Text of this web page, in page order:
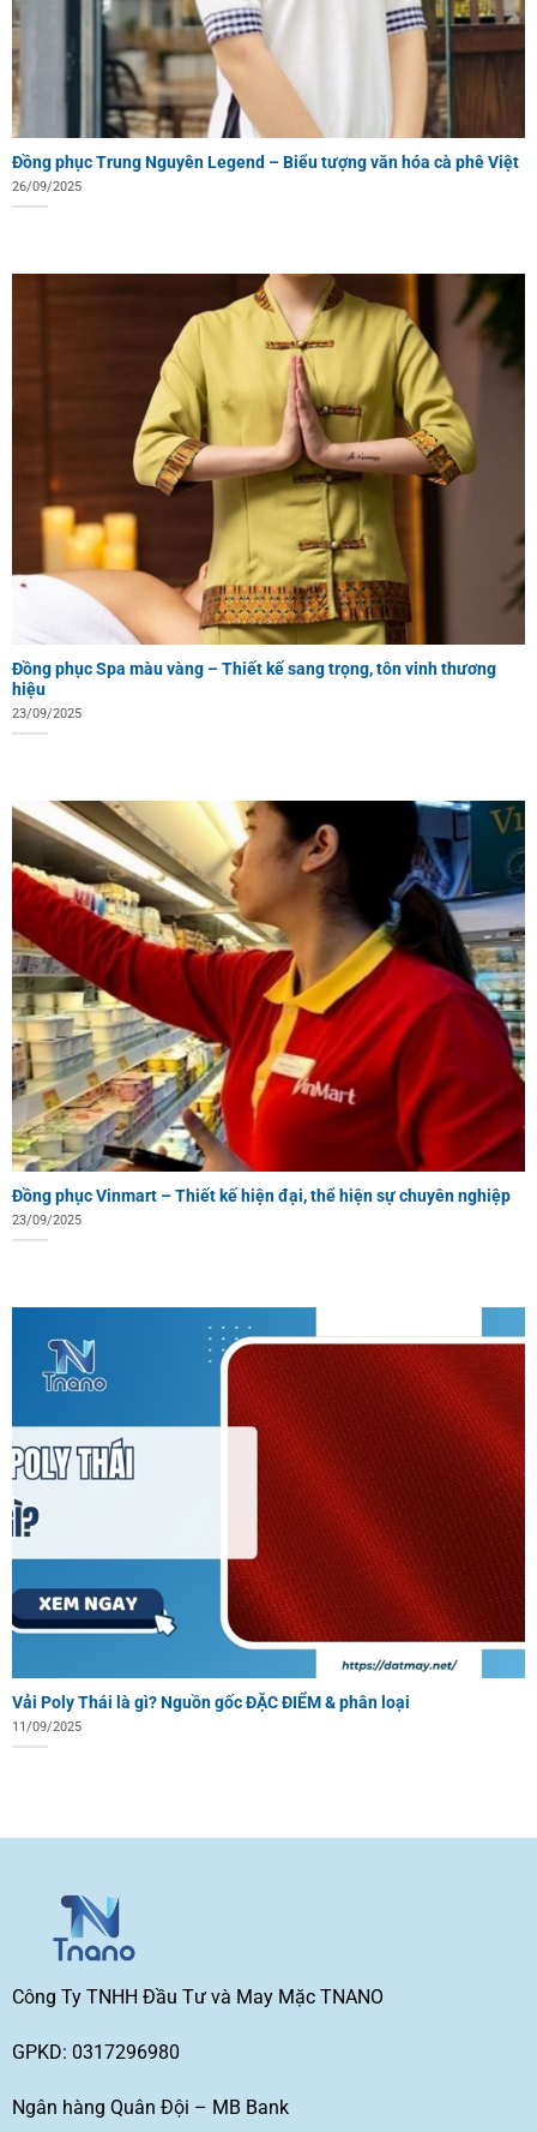
Đồng phục Trung Nguyên Legend – Biểu tượng văn hóa cà phê Việt
26/09/2025
Đồng phục Spa màu vàng – Thiết kế sang trọng, tôn vinh thương
hiệu
23/09/2025
Đồng phục Vinmart – Thiết kế hiện đại, thể hiện sự chuyên nghiệp
23/09/2025
Vải Poly Thái là gì? Nguồn gốc ĐẶC ĐIỂM & phân loại
11/09/2025
Công Ty TNHH Đầu Tư và May Mặc TNANO
GPKD: 0317296980
Ngân hàng Quân Đội – MB Bank